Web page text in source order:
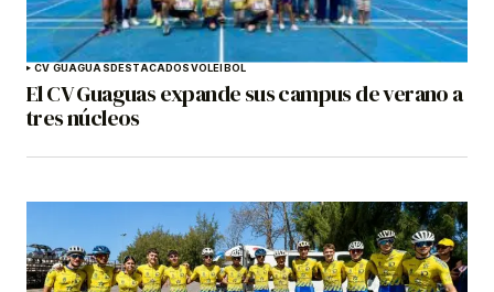
CV GUAGUASDESTACADOSVOLEIBOL
El CV Guaguas expande sus campus de verano a
tres núcleos